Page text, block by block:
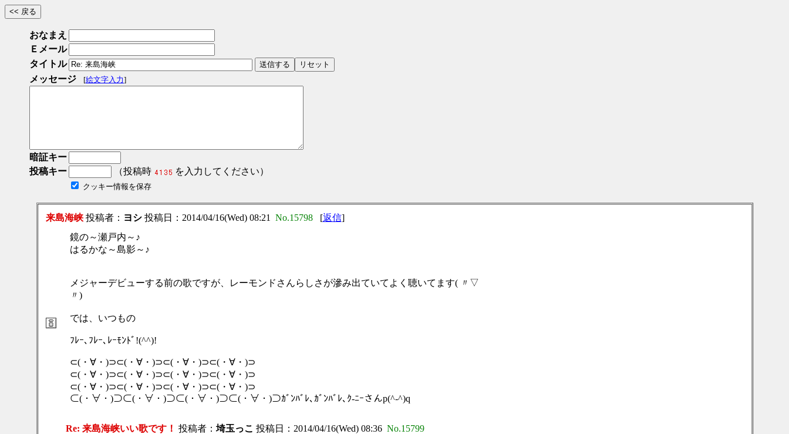
おなまえ
Ｅメール
タイトル
メッセージ
[絵文字入力]
暗証キー
投稿キー
（投稿時 を入力してください）
クッキー情報を保存
来島海峡投稿者： ヨシ投稿日：2014/04/16(Wed) 08:21 No.15798[返信]
鏡の～瀬戸内～♪
はるかな～島影～♪
メジャーデビューする前の歌ですが、レーモンドさんらしさが滲み出ていてよく聴いてます( 〃▽
〃)
では、いつもの
ﾌﾚｰ､ﾌﾚｰ､ﾚｰﾓﾝﾄﾞ!(^^)!
⊂(・∀・)⊃⊂(・∀・)⊃⊂(・∀・)⊃⊂(・∀・)⊃
⊂(・∀・)⊃⊂(・∀・)⊃⊂(・∀・)⊃⊂(・∀・)⊃
⊂(・∀・)⊃⊂(・∀・)⊃⊂(・∀・)⊃⊂(・∀・)⊃
⊂(・∀・)⊃⊂(・∀・)⊃⊂(・∀・)⊃⊂(・∀・)⊃ｶﾞﾝﾊﾞﾚ､ｶﾞﾝﾊﾞﾚ､ｸ-ﾆｰさんp(^-^)q
Re: 来島海峡いい歌です！ 投稿者： 埼玉っこ 投稿日：2014/04/16(Wed) 08:36 No.15799